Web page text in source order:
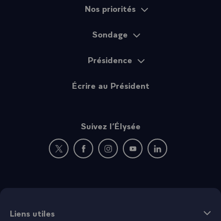
Nos priorités
Sondage
Présidence
Écrire au Président
Suivez l’Élysée
Nouvelle fenêtre : rejoignez-nous sur Twitter
Nouvelle fenêtre : rejoignez-nous sur
Nouvelle fenêtre : rejoignez-nous
Nouvelle fenêtre :
Nouvelle fenêtre :
Liens utiles